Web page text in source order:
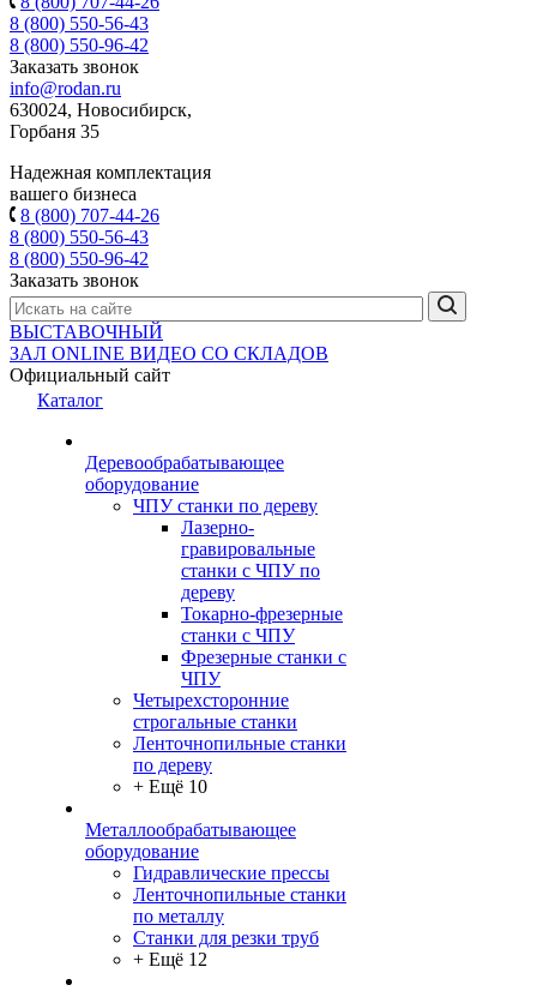
8 (800) 550-56-43
8 (800) 550-96-42
Заказать звонок
info@rodan.ru
630024, Новосибирск,
Горбаня 35
Надежная комплектация
вашего бизнеса
8 (800) 707-44-26
8 (800) 550-56-43
8 (800) 550-96-42
Заказать звонок
ВЫСТАВОЧНЫЙ
ЗАЛ ONLINE ВИДЕО СО СКЛАДОВ
Официальный сайт
Каталог
Деревообрабатывающее
оборудование
ЧПУ станки по дереву
Лазерно-
гравировальные
станки с ЧПУ по
дереву
Токарно-фрезерные
станки с ЧПУ
Фрезерные станки с
ЧПУ
Четырехсторонние
строгальные станки
Ленточнопильные станки
по дереву
+ Ещё 10
Металлообрабатывающее
оборудование
Гидравлические прессы
Ленточнопильные станки
по металлу
Станки для резки труб
+ Ещё 12